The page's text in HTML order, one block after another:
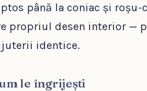
până la coniac și roșu-
propriul desen interior —
identice.
le îngrijești